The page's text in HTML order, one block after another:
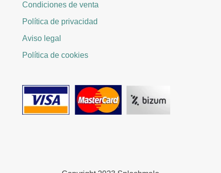
Condiciones de venta
Política de privacidad
Aviso legal
Política de cookies